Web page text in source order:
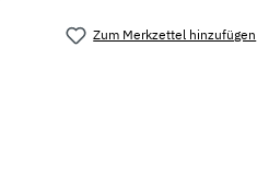
Zum Merkzettel hinzufügen